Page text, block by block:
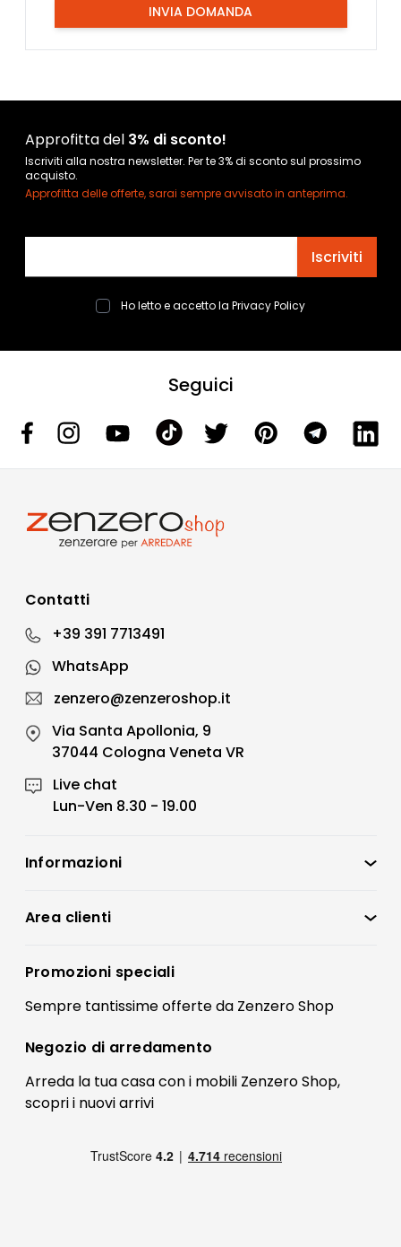
INVIA DOMANDA
Approfitta del 3% di sconto!
Iscriviti alla nostra newsletter. Per te 3% di sconto sul prossimo
acquisto.
Approfitta delle offerte, sarai sempre avvisato in anteprima.
Iscriviti
Ho letto e accetto la Privacy Policy
Seguici
Contatti
+39 391 7713491
WhatsApp
zenzero@zenzeroshop.it
Via Santa Apollonia, 9
37044 Cologna Veneta VR
Live chat
Lun-Ven 8.30 - 19.00
Informazioni
Condizioni di vendita
Preferenze Cookies
Termini e condizioni
Contatti
FAQ
Pagamenti
Area clienti
Registrati
Il mio account
Promozioni speciali
Sempre tantissimeofferteda Zenzero Shop
Negozio di arredamento
Arreda la tua casa con i mobili Zenzero Shop,
scopri i nuovi arrivi